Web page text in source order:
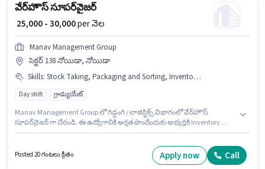
వేర్‌హౌస్ సూపర్‌వైజర్
₹ 25,000 - 30,000per నెల
Manav Management Group
సెక్టర్ 138 నోయిడా, నోయిడా
Skills: Stock Taking, Packaging and Sorting, Inventory Control, Order Processing
Day shift గ్రాడ్యుయేట్
Manav Management Group లో గిడ్డంగి / లాజిస్టిక్స్ విభాగంలో వేర్‌హౌస్
సూపర్‌వైజర్ గా చేరండి. ఈ ఉద్యోగానికి అర్హత పొందేందుకు అభ్యర్థికి Inventory
ఉద్యోగ స్థాయి మరియు కంపెనీ పాలసీలపై ఆధారపడి ఇప్పించబడతాయి. ఈ ఉద్యోగం
Full Time ప్రాతిపదికపై, DAY shift మరియు వారానికి 6 days working ఉన్నాయి. ఈ
Posted 20 గంటలు క్రితం Apply now Call